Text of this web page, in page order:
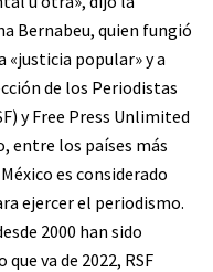
Bernabeu, quien fungió
popular» y a
de los Periodistas
y Free Press Unlimited
entre los países más
es considerado
ejercer el periodismo.
2000 han sido
va de 2022, RSF